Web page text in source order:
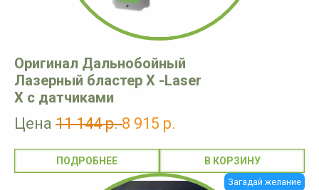
Оригинал Дальнобойный
Лазерный бластер X -Laser
X с датчиками
Цена 11 144 р.8 915 р.
ПОДРОБНЕЕ
Загадай желание